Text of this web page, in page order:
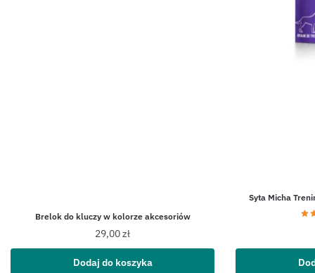
Brelok do kluczy w kolorze akcesoriów
29,00zł
Dodaj do koszyka
Syta Micha